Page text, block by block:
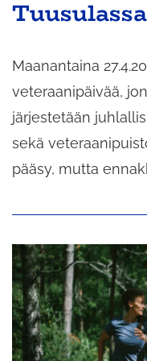
Maanantaina
veteraanipäivää,
järjestetään
sekä
pääsy, mutta